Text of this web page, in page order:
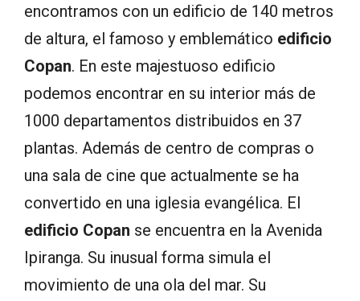
encontramos con un edificio de 140 metros
de altura, el famoso y emblemático edificio
Copan. En este majestuoso edificio
podemos encontrar en su interior más de
1000 departamentos distribuidos en 37
plantas. Además de centro de compras o
una sala de cine que actualmente se ha
convertido en una iglesia evangélica. El
edificio Copan se encuentra en la Avenida
Ipiranga. Su inusual forma simula el
movimiento de una ola del mar. Su